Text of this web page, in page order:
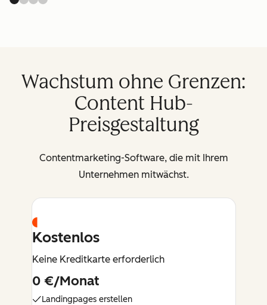
Wachstum ohne Grenzen:
Content Hub-
Preisgestaltung
Contentmarketing-Software, die mit Ihrem
Unternehmen mitwächst.
Kostenlos
Keine Kreditkarte erforderlich
0 €/Monat
Landingpages erstellen